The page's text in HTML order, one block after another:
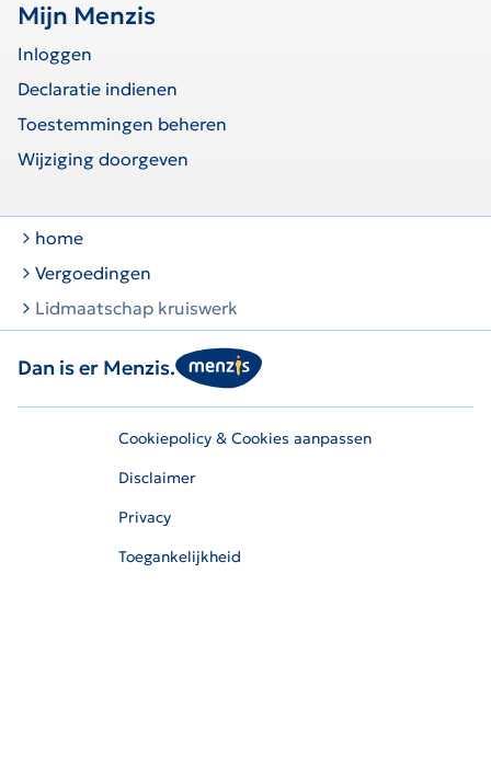
Mijn Menzis
Inloggen
Declaratie indienen
Toestemmingen beheren
Wijziging doorgeven
home
Vergoedingen
Lidmaatschap kruiswerk
Dan is er Menzis.
Cookiepolicy & Cookies aanpassen
Disclaimer
Privacy
Toegankelijkheid